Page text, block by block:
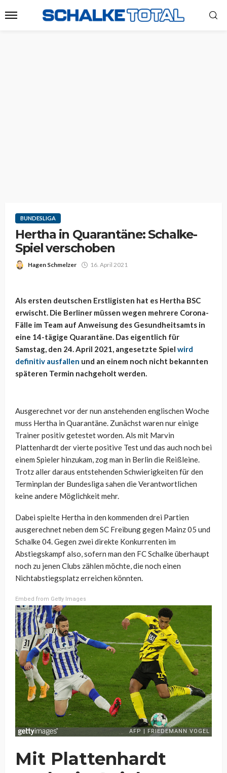
BUNDESLIGA
Hertha in Quarantäne: Schalke-
Spiel verschoben
Hagen Schmelzer 16. April 2021
Als ersten deutschen Erstligisten hat es Hertha BSC
erwischt. Die Berliner müssen wegen mehrere Corona-
Fälle im Team auf Anweisung des Gesundheitsamts in
eine 14-tägige Quarantäne. Das eigentlich für
Samstag, den 24. April 2021, angesetzte Spiel wird
definitiv ausfallen und an einem noch nicht bekannten
späteren Termin nachgeholt werden.
Ausgerechnet vor der nun anstehenden englischen Woche
muss Hertha in Quarantäne. Zunächst waren nur einige
Trainer positiv getestet worden. Als mit Marvin
Plattenhardt der vierte positive Test und das auch noch bei
einem Spieler hinzukam, zog man in Berlin die Reißleine.
Trotz aller daraus entstehenden Schwierigkeiten für den
Terminplan der Bundesliga sahen die Verantwortlichen
keine andere Möglichkeit mehr.
Dabei spielte Hertha in den kommenden drei Partien
ausgerechnet neben dem SC Freibung gegen Mainz 05 und
Schalke 04. Gegen zwei direkte Konkurrenten im
Abstiegskampf also, sofern man den FC Schalke überhaupt
noch zu jenen Clubs zählen möchte, die noch einen
Nichtabstiegsplatz erreichen könnten.
Embed from Getty Images
Mit Plattenhardt